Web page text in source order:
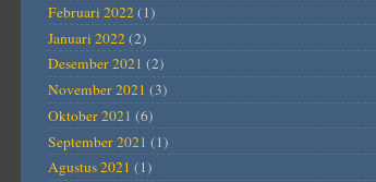
Februari 2022(1)
Januari 2022(2)
Desember 2021 (2)
November 2021 (3)
Oktober 2021 (6)
September 2021 (1)
Agustus 2021 (1)